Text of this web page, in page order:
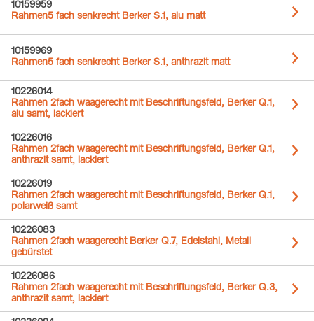
10159959
Rahmen5 fach senkrecht Berker S.1, alu matt
10159969
Rahmen5 fach senkrecht Berker S.1, anthrazit matt
10226014
Rahmen 2fach waagerecht mit Beschriftungsfeld, Berker Q.1,
alu samt, lackiert
10226016
Rahmen 2fach waagerecht mit Beschriftungsfeld, Berker Q.1,
anthrazit samt, lackiert
10226019
Rahmen 2fach waagerecht mit Beschriftungsfeld, Berker Q.1,
polarweiß samt
10226083
Rahmen 2fach waagerecht Berker Q.7, Edelstahl, Metall
gebürstet
10226086
Rahmen 2fach waagerecht mit Beschriftungsfeld, Berker Q.3,
anthrazit samt, lackiert